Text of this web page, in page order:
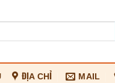
ĐỊA CHỈ MAIL